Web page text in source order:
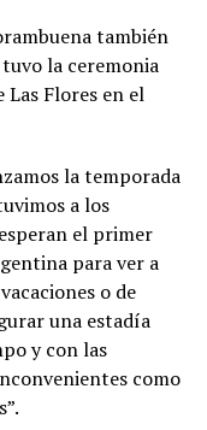
también
la ceremonia
Flores en el
la temporada
a los
el primer
para ver a
o de
una estadía
y con las
como